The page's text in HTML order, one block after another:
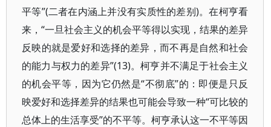
平等”(二者在内涵上并没有实质性的差别)。在柯亨看
来，“一旦社会主义的机会平等得以实现，结果的差异
反映的就是爱好和选择的差异，而不再是自然和社会
的能力与权力的差异”(13)。柯亨并不满足于社会主义
的机会平等，因为它仍然是“不彻底”的：即便是只反
映爱好和选择差异的结果也可能会导致一种“可比较的
总体上的生活享受”的不平等。柯亨承认这一不平等因